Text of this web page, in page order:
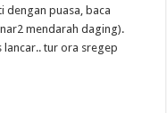
dengan puasa, baca
mendarah daging).
lancar.. tur ora sregep